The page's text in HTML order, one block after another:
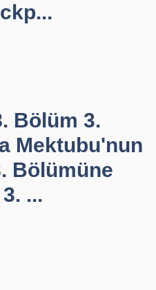
Bölüm 3.
Mektubu'nun
Bölümüne
...